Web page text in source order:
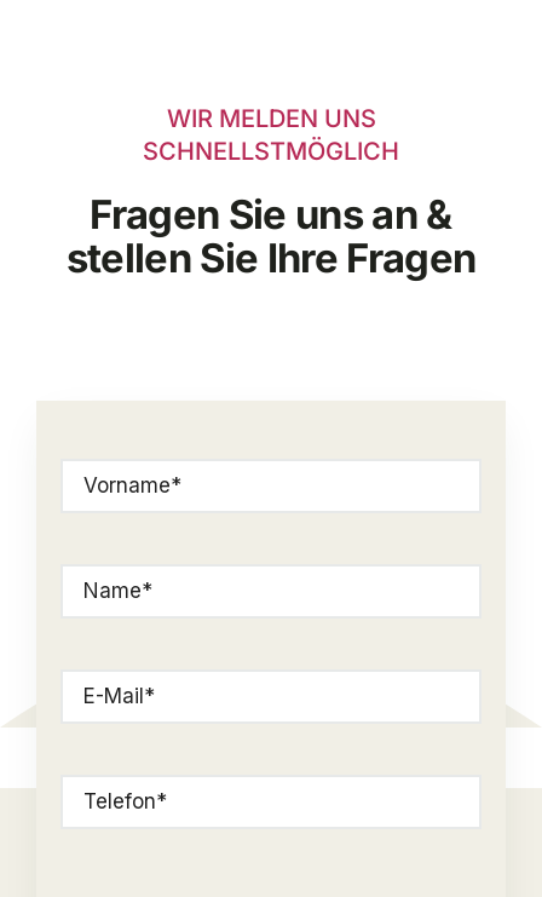
WIR MELDEN UNS
SCHNELLSTMÖGLICH
Fragen Sie uns an &
stellen Sie Ihre Fragen